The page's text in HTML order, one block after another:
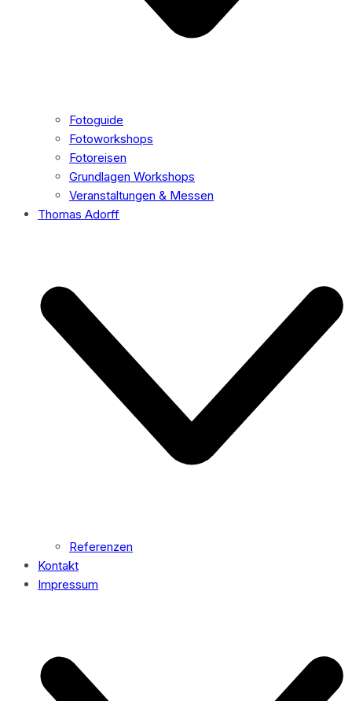
Fotoguide
Fotoworkshops
Fotoreisen
Grundlagen Workshops
Veranstaltungen & Messen
Thomas Adorff
Referenzen
Kontakt
Impressum